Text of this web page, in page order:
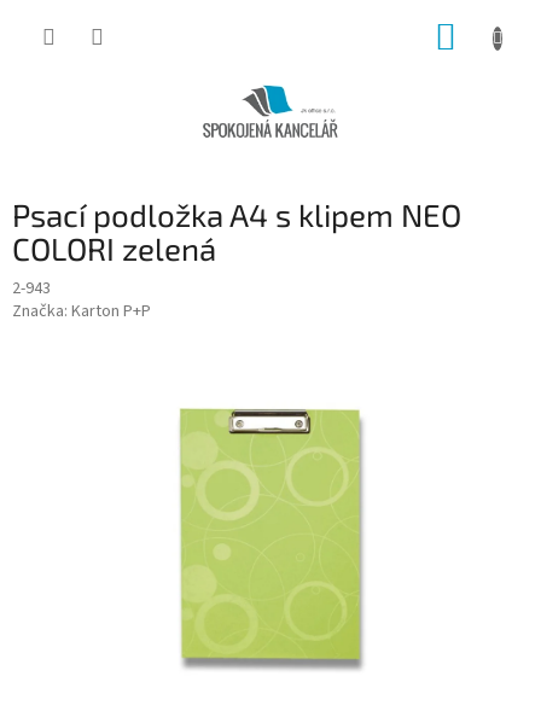
Psací podložka A4 s klipem NEO
COLORI zelená
2-943
Značka: Karton P+P